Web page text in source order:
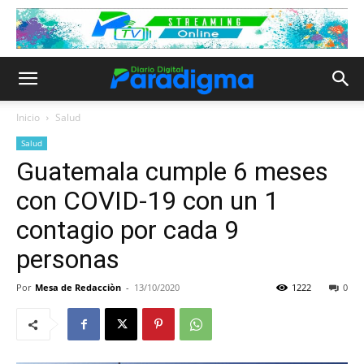
Inicio Salud
Salud
Guatemala cumple 6 meses
con COVID-19 con un 1
contagio por cada 9
personas
Por Mesa de Redacciòn - 13/10/2020 0
1222